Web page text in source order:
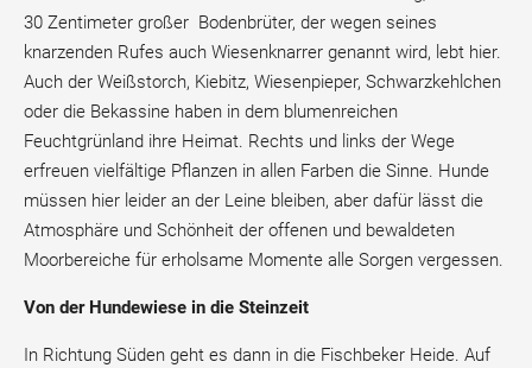
30 Zentimeter großer Bodenbrüter, der wegen seines
knarzenden Rufes auch Wiesenknarrer genannt wird, lebt hier.
Auch der Weißstorch, Kiebitz, Wiesenpieper, Schwarzkehlchen
oder die Bekassine haben in dem blumenreichen
Feuchtgrünland ihre Heimat. Rechts und links der Wege
erfreuen vielfältige Pflanzen in allen Farben die Sinne. Hunde
müssen hier leider an der Leine bleiben, aber dafür lässt die
Atmosphäre und Schönheit der offenen und bewaldeten
Moorbereiche für erholsame Momente alle Sorgen vergessen.
Von der Hundewiese in die Steinzeit
In Richtung Süden geht es dann in die Fischbeker Heide. Auf